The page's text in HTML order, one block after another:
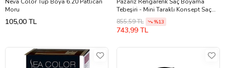
Moru
105,00 TL
Tebeşiri - Mini Taraklı Konsept Saç
Boyama12 Li Set
855,59 TL %13
743,99 TL